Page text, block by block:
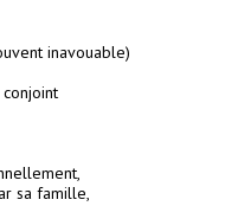
inavouable)
sa famille,